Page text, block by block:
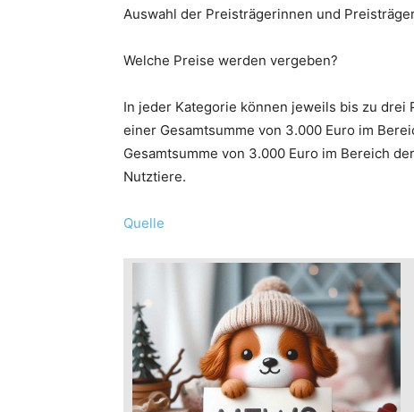
Auswahl der Preisträgerinnen und
Welche Preise werden vergeben?
In jeder Kategorie können jeweils bis zu
einer Gesamtsumme von 3.000 Euro im
Gesamtsumme von 3.000 Euro im Bereich
Nutztiere.
Quelle